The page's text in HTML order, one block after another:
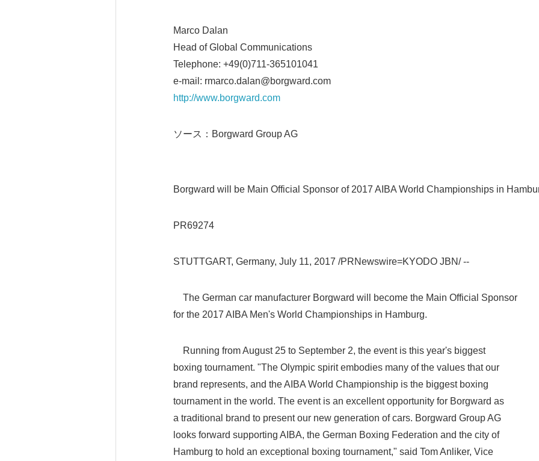
Marco Dalan
Head of Global Communications
Telephone: +49(0)711-365101041
e-mail: rmarco.dalan@borgward.com
http://www.borgward.com
ソース：Borgward Group AG
Borgward will be Main Official Sponsor of 2017 AIBA World Championships in
PR69274
STUTTGART, Germany, July 11, 2017 /PRNewswire=KYODO JBN/ --
The German car manufacturer Borgward will become the Main Official Sponsor
for the 2017 AIBA Men's World Championships in Hamburg.
Running from August 25 to September 2, the event is this year's biggest
boxing tournament. "The Olympic spirit embodies many of the values that our
brand represents, and the AIBA World Championship is the biggest boxing
tournament in the world. The event is an excellent opportunity for Borgward as
a traditional brand to present our new generation of cars. Borgward Group AG
looks forward supporting AIBA, the German Boxing Federation and the city of
Hamburg to hold an exceptional boxing tournament," said Tom Anliker, Vice
Japanese